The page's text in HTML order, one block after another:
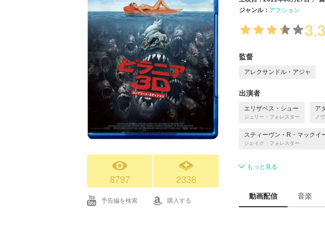
8797 2338
予告編を検索 購入する
ジャンル： アクション
3.3
監督
アレクサンドル・アジャ
出演者
エリザベス・シュー
ジュリー・フォレスター
ア
ノ
スティーヴン・R・マックイ
ジェイク・フォレスター
もっと見る
動画配信 音楽